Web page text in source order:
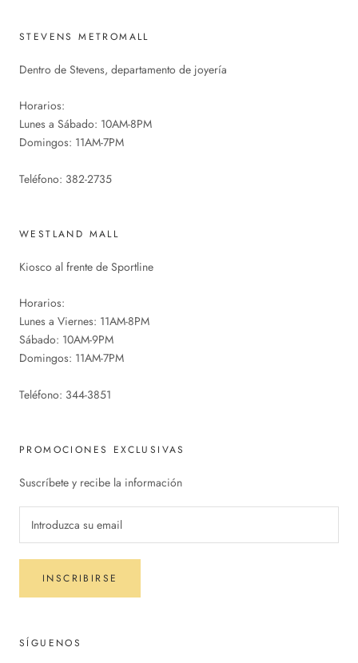
STEVENS METROMALL
Dentro de Stevens, departamento de joyería
Horarios:
Lunes a Sábado: 10AM-8PM
Domingos: 11AM-7PM
Teléfono: 382-2735
WESTLAND MALL
Kiosco al frente de Sportline
Horarios:
Lunes a Viernes: 11AM-8PM
Sábado: 10AM-9PM
Domingos: 11AM-7PM
Teléfono: 344-3851
PROMOCIONES EXCLUSIVAS
Suscríbete y recibe la información
INSCRIBIRSE
SÍGUENOS